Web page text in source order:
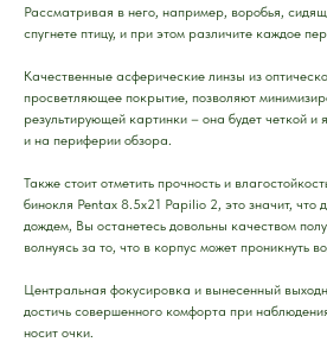
Рассматривая в него, например, воробья,
спугнете птицу, и при этом различите каждое
Качественные асферические линзы из
просветляющее покрытие, позволяют
результирующей картинки – она будет четкой и
и на периферии обзора.
Также стоит отметить прочность и
бинокля Pentax 8.5х21 Papilio 2, это значит, что
дождем, Вы останетесь довольны качеством
волнуясь за то, что в корпус может проникнуть
Центральная фокусировка и вынесенный
достичь совершенного комфорта при
носит очки.